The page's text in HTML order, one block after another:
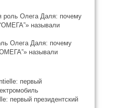
Олега Даля: почему
называли
первый президентский